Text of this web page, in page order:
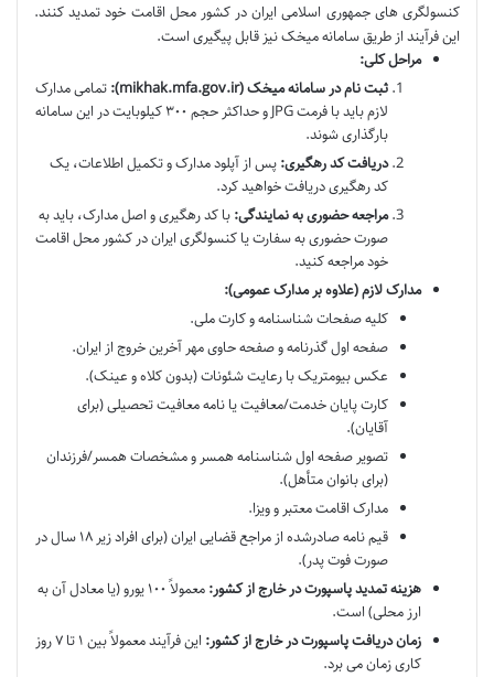
کنسولگری های جمهوری اسلامی ایران در کشور محل اقامت خود تمدید کنند.
این فرآیند از طریق سامانه میخک نیز قابل پیگیری است.
مراحل کلی:
ثبت نام در سامانه میخک (mikhak.mfa.gov.ir):
تمامی مدارک
لازم باید با فرمت JPG و حداکثر حجم ۳۰۰ کیلوبایت در این سامانه
بارگذاری شوند.
دریافت کد رهگیری: پس از آپلود مدارک و تکمیل اطلاعات، یک
کد رهگیری دریافت خواهید کرد.
مراجعه حضوری به نمایندگی: با کد رهگیری و اصل مدارک، باید به
صورت حضوری به سفارت یا کنسولگری ایران در کشور محل اقامت
خود مراجعه کنید.
مدارک لازم (علاوه بر مدارک عمومی):
کلیه صفحات شناسنامه و کارت ملی.
صفحه اول گذرنامه و صفحه حاوی مهر آخرین خروج از ایران.
عکس بیومتریک با رعایت شئونات (بدون کلاه و عینک).
کارت پایان خدمت/معافیت یا نامه معافیت تحصیلی (برای
آقایان).
تصویر صفحه اول شناسنامه همسر و مشخصات همسر/فرزندان
(برای بانوان متأهل).
مدارک اقامت معتبر و ویزا.
قیم نامه صادرشده از مراجع قضایی ایران (برای افراد زیر ۱۸ سال در
صورت فوت پدر).
هزینه تمدید پاسپورت در خارج از کشور:
معمولاً ۱۰۰ یورو (یا معادل آن به
ارز محلی) است.
زمان دریافت پاسپورت در خارج از کشور:
این فرآیند معمولاً بین ۱ تا ۷ روز
کاری زمان می برد.